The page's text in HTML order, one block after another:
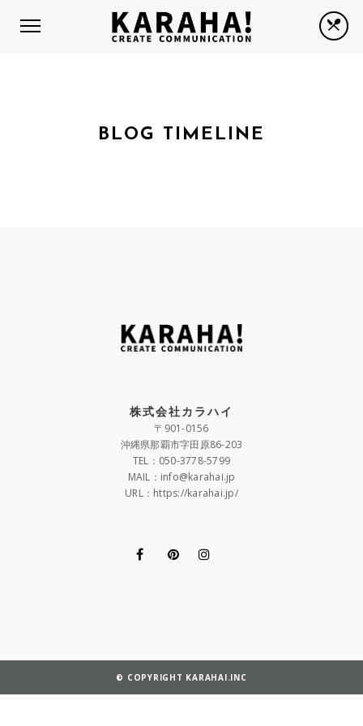
BLOG TIMELINE
株式会社カラハイ
〒901-0156
沖縄県那覇市字田原86-203
TEL：050-3778-5799
MAIL：info@karahai.jp
URL：https://karahai.jp/
© COPYRIGHT KARAHAI.INC